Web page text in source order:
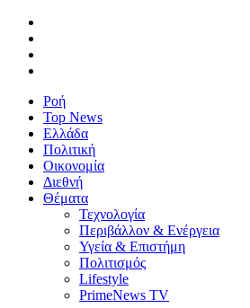
Ροή
Top News
Ελλάδα
Πολιτική
Οικονομία
Διεθνή
Θέματα
Τεχνολογία
Περιβάλλον & Ενέργεια
Υγεία & Επιστήμη
Πολιτισμός
Lifestyle
PrimeNews TV